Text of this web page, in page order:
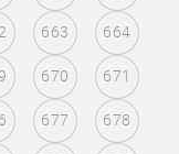
663 664
670 671
677 678